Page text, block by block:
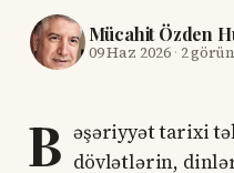
Mücahit Özden
09 Haz 2026· 2
B əşəriyyət tarixi
dövlətlərin,